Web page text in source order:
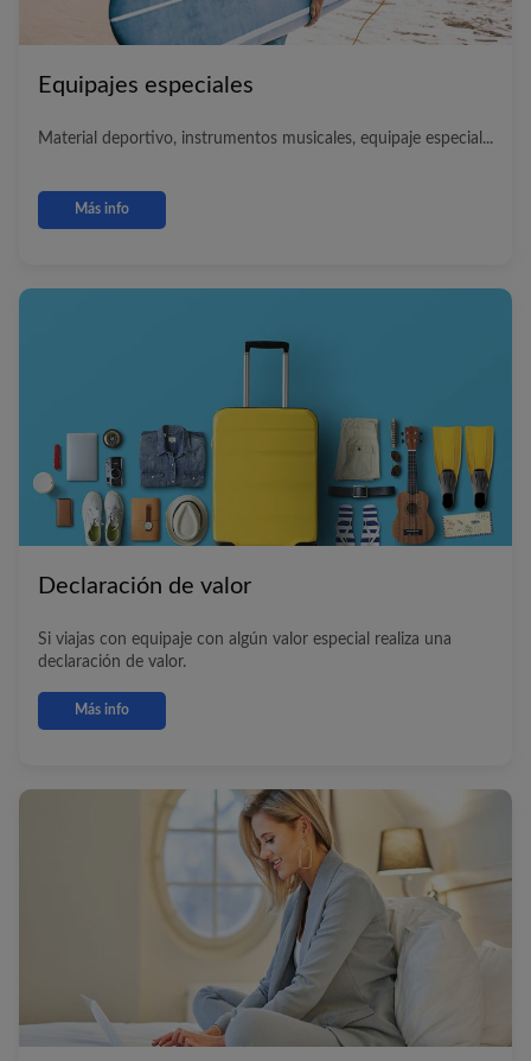
Equipajes especiales
Material deportivo, instrumentos musicales, equipaje especial...
Más info
Declaración de valor
Si viajas con equipaje con algún valor especial realiza una
declaración de valor.
Más info